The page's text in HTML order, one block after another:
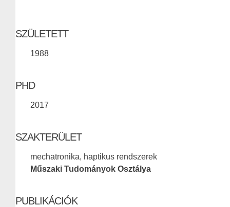
SZÜLETETT
1988
PHD
2017
SZAKTERÜLET
mechatronika, haptikus rendszerek
Műszaki Tudományok Osztálya
PUBLIKÁCIÓK